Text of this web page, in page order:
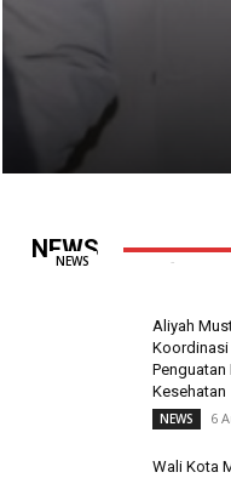
NEWS
NEWS -
Aliyah
Koordinasi
Penguatan
Kesehatan
NEWS 6
Wali Kota